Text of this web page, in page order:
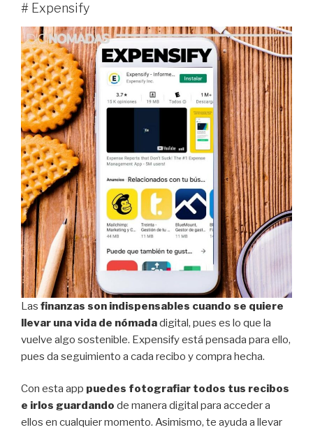
# Expensify
Las finanzas son indispensables cuando se quiere
llevar una vida de nómadadigital, pues es lo que la
vuelve algo sostenible. Expensify está pensada para ello,
pues da seguimiento a cada recibo y compra hecha.
Con esta app puedes fotografiar todos tus recibos
e irlos guardando de manera digital para acceder a
ellos en cualquier momento. Asimismo, te ayuda a llevar